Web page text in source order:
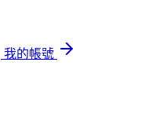
我的帳號